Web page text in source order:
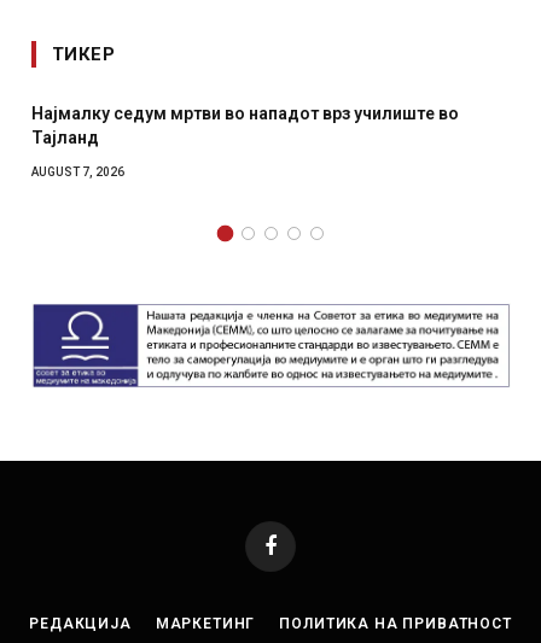
ТИКЕР
седум мртви во нападот врз училиште во
СОЗИС:
Facebook
РЕДАКЦИЈА МАРКЕТИНГ ПОЛИТИКА НА ПРИВАТНОСТ